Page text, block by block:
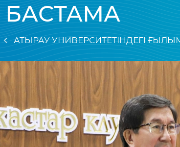
БАСТАМА
АТЫРАУ УНИВЕРСИТЕТІНДЕГІ